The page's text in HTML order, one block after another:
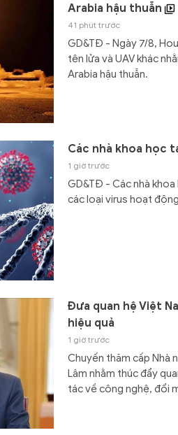
Arabia hậu thuẫn
41 phút trước
GD&TĐ - Ngày 7/8,
tên lửa và UAV khác
Arabia hậu thuẫn.
Các nhà khoa học
1 giờ trước
GD&TĐ - Các nhà
các loại virus hoạt
Đưa quan hệ Việt
hiệu quả
1 giờ trước
Chuyến thăm cấp Nhà
Lâm nhằm thúc đẩy
tác về công nghệ, đổi